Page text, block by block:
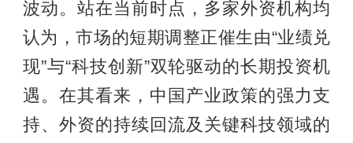
波动。站在当前时点，多家外资机构均
认为，市场的短期调整正催生由“业绩兑
现”与“科技创新”双轮驱动的长期投资机
遇。在其看来，中国产业政策的强力支
持、外资的持续回流及关键科技领域的